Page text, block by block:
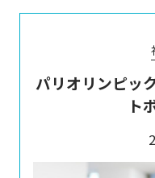
パリオリンピッ
ト